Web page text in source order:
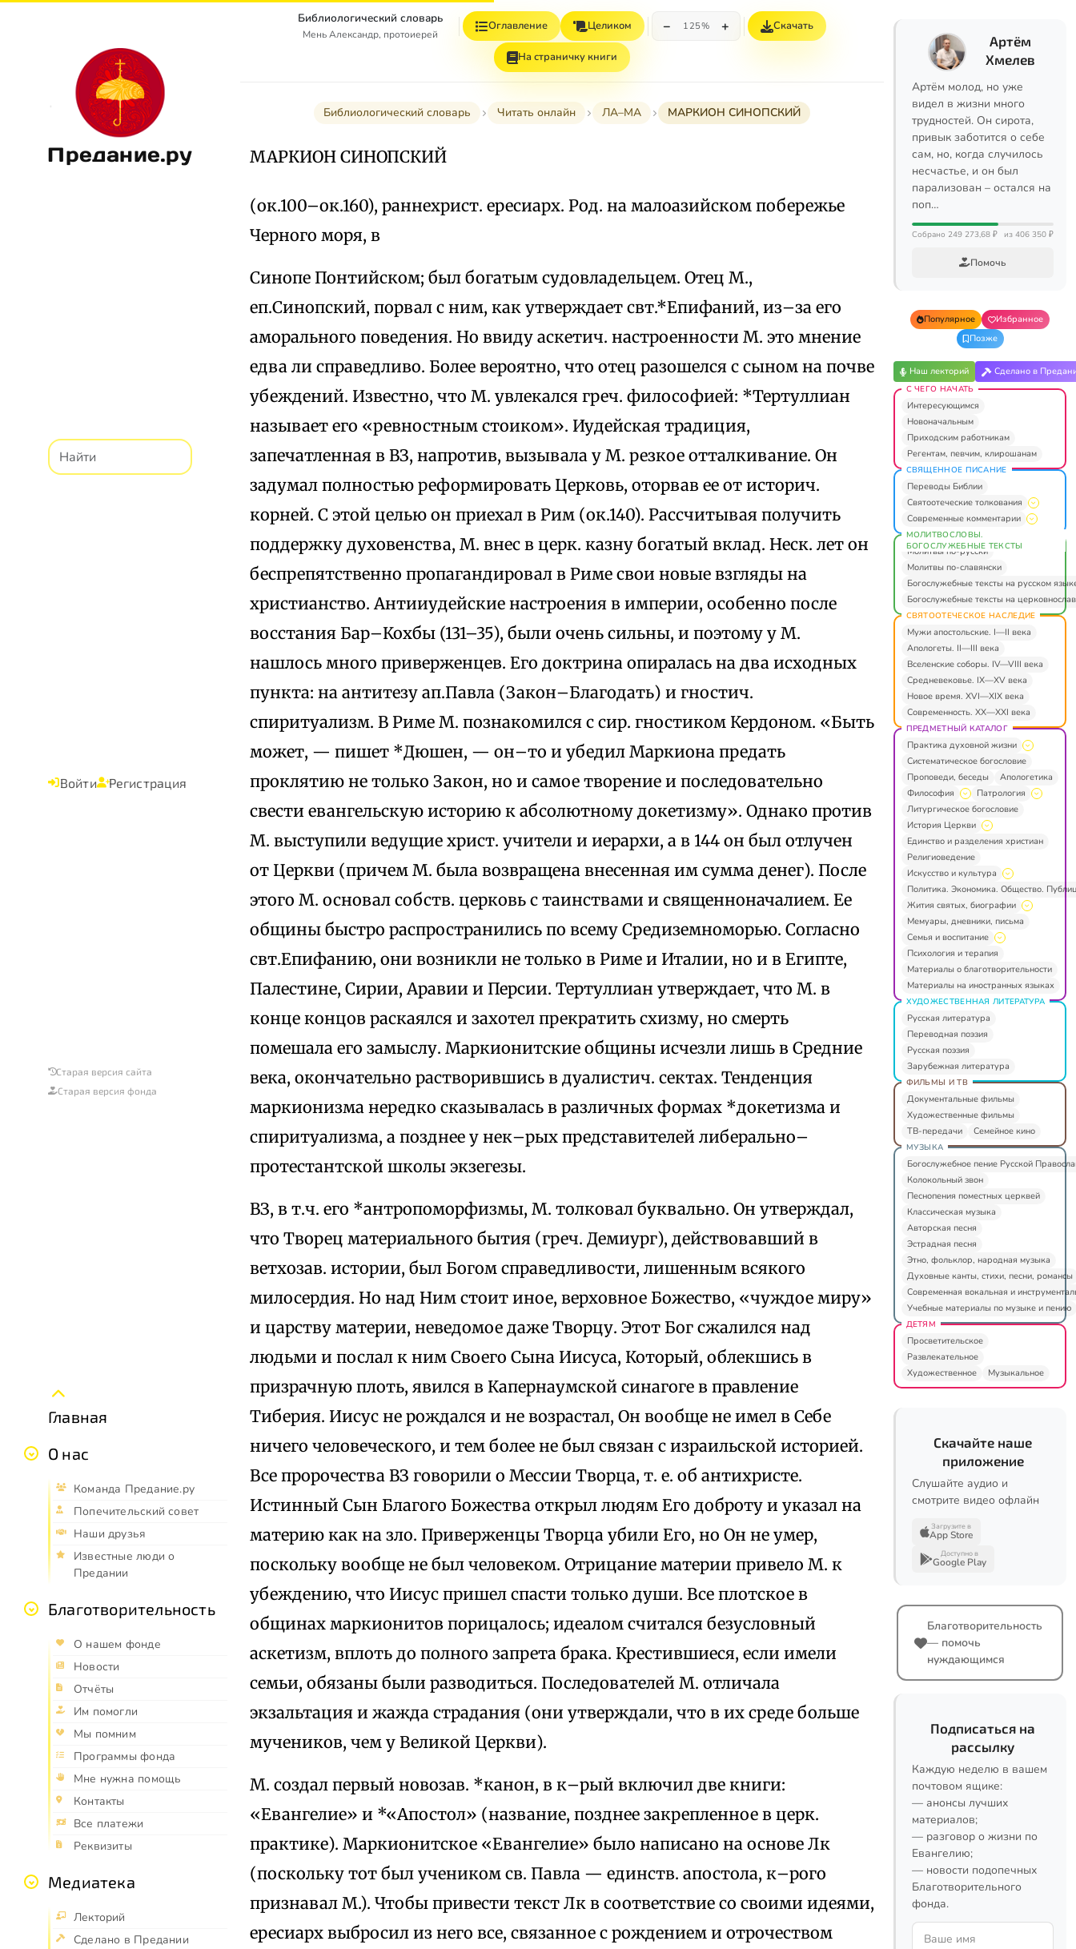
Предание.ру
Войти Регистрация
Старая версия сайта
Старая версия фонда
Главная
О нас
Команда Предание.ру
Попечительский совет
Наши друзья
Известные люди о
Предании
Благотворительность
О нашем фонде
Новости
Отчёты
Им помогли
Мы помним
Программы фонда
Мне нужна помощь
Контакты
Все платежи
Реквизиты
Медиатека
Лекторий
Сделано в Предании
Библиологический словарь
Мень Александр, протоиерей
Оглавление Целиком − 125% + Скачать
На страничку книги
Библиологический словарь Читать онлайн ЛА–МА МАРКИОН СИНОПСКИЙ
МАРКИОН СИНОПСКИЙ
(ок.100–ок.160), раннехрист. ересиарх. Род. на малоазийском побережье
Черного моря, в
Синопе Понтийском; был богатым судовладельцем. Отец М.,
еп.Синопский, порвал с ним, как утверждает свт.*Епифаний, из–за его
аморального поведения. Но ввиду аскетич. настроенности М. это мнение
едва ли справедливо. Более вероятно, что отец разошелся с сыном на почве
убеждений. Известно, что М. увлекался греч. философией: *Тертуллиан
называет его «ревностным стоиком». Иудейская традиция,
запечатленная в ВЗ, напротив, вызывала у М. резкое отталкивание. Он
задумал полностью реформировать Церковь, оторвав ее от историч.
корней. С этой целью он приехал в Рим (ок.140). Рассчитывая получить
поддержку духовенства, М. внес в церк. казну богатый вклад. Неск. лет он
беспрепятственно пропагандировал в Риме свои новые взгляды на
христианство. Антииудейские настроения в империи, особенно после
восстания Бар–Кохбы (131–35), были очень сильны, и поэтому у М.
нашлось много приверженцев. Его доктрина опиралась на два исходных
пункта: на антитезу ап.Павла (Закон–Благодать) и гностич.
спиритуализм. В Риме М. познакомился с сир. гностиком Кердоном. «Быть
может, — пишет *Дюшен, — он–то и убедил Маркиона предать
проклятию не только Закон, но и самое творение и последовательно
свести евангельскую историю к абсолютному докетизму». Однако против
М. выступили ведущие христ. учители и иерархи, а в 144 он был отлучен
от Церкви (причем М. была возвращена внесенная им сумма денег). После
этого М. основал собств. церковь с таинствами и священноначалием. Ее
общины быстро распространились по всему Средиземноморью. Согласно
свт.Епифанию, они возникли не только в Риме и Италии, но и в Египте,
Палестине, Сирии, Аравии и Персии. Тертуллиан утверждает, что М. в
конце концов раскаялся и захотел прекратить схизму, но смерть
помешала его замыслу. Маркионитские общины исчезли лишь в Средние
века, окончательно растворившись в дуалистич. сектах. Тенденция
маркионизма нередко сказывалась в различных формах *докетизма и
спиритуализма, а позднее у нек–рых представителей либерально–
протестантской школы экзегезы.
ВЗ, в т.ч. его *антропоморфизмы, М. толковал буквально. Он утверждал,
что Творец материального бытия (греч. Демиург), действовавший в
ветхозав. истории, был Богом справедливости, лишенным всякого
милосердия. Но над Ним стоит иное, верховное Божество, «чуждое миру»
и царству материи, неведомое даже Творцу. Этот Бог сжалился над
людьми и послал к ним Своего Сына Иисуса, Который, облекшись в
призрачную плоть, явился в Капернаумской синагоге в правление
Тиберия. Иисус не рождался и не возрастал, Он вообще не имел в Себе
ничего человеческого, и тем более не был связан с израильской историей.
Все пророчества ВЗ говорили о Мессии Творца, т. е. об антихристе.
Истинный Сын Благого Божества открыл людям Его доброту и указал на
материю как на зло. Приверженцы Творца убили Его, но Он не умер,
поскольку вообще не был человеком. Отрицание материи привело М. к
убеждению, что Иисус пришел спасти только души. Все плотское в
общинах маркионитов порицалось; идеалом считался безусловный
аскетизм, вплоть до полного запрета брака. Крестившиеся, если имели
семьи, обязаны были разводиться. Последователей М. отличала
экзальтация и жажда страдания (они утверждали, что в их среде больше
мучеников, чем у Великой Церкви).
М. создал первый новозав. *канон, в к–рый включил две книги:
«Евангелие» и *«Апостол» (название, позднее закрепленное в церк.
практике). Маркионитское «Евангелие» было написано на основе Лк
(поскольку тот был учеником св. Павла — единств. апостола, к–рого
признавал М.). Чтобы привести текст Лк в соответствие со своими идеями,
ересиарх выбросил из него все, связанное с рождением и отрочеством
Артём
Хмелев
Артём молод, но уже
видел в жизни много
трудностей. Он сирота,
привык заботится о себе
сам, но, когда случилось
несчастье, и он был
парализован – остался на
поп…
Собрано 249 273,68 ₽ из 406 350 ₽
Помочь
Популярное
Избранное
Позже
Наш лекторий Сделано в
С ЧЕГО НАЧАТЬ
Интересующимся
Новоначальным
Приходским работникам
Регентам, певчим, клирошанам
СВЯЩЕННОЕ ПИСАНИЕ
Переводы Библии
Святоотеческие толкования
Современные комментарии
МОЛИТВОСЛОВЫ.
БОГОСЛУЖЕБНЫЕ ТЕКСТЫ
Молитвы по-русски
Молитвы по-славянски
Богослужебные тексты на русском
Богослужебные тексты на
СВЯТООТЕЧЕСКОЕ НАСЛЕДИЕ
Мужи апостольские. I—II века
Апологеты. II—III века
Вселенские соборы. IV—VIII века
Средневековье. IX—XV века
Новое время. XVI—XIX века
Современность. XX—XXI века
ПРЕДМЕТНЫЙ КАТАЛОГ
Практика духовной жизни
Систематическое богословие
Проповеди, беседы
Апологетика
Философия
Патрология
Литургическое богословие
История Церкви
Единство и разделения христиан
Религиоведение
Искусство и культура
Политика. Экономика. Общество.
Жития святых, биографии
Мемуары, дневники, письма
Семья и воспитание
Психология и терапия
Материалы о благотворительности
Материалы на иностранных языках
ХУДОЖЕСТВЕННАЯ ЛИТЕРАТУРА
Русская литература
Переводная поэзия
Русская поэзия
Зарубежная литература
ФИЛЬМЫ И ТВ
Документальные фильмы
Художественные фильмы
ТВ-передачи
Семейное кино
МУЗЫКА
Богослужебное пение Русской
Колокольный звон
Песнопения поместных церквей
Классическая музыка
Авторская песня
Эстрадная песня
Этно, фольклор, народная музыка
Духовные канты, стихи, песни, романсы
Современная вокальная и
Учебные материалы по музыке и пению
ДЕТЯМ
Просветительское
Развлекательное
Художественное
Музыкальное
Скачайте наше
приложение
Слушайте аудио и
смотрите видео офлайн
Загрузите в
App Store
Доступно в
Google Play
Благотворительность
— помочь
нуждающимся
Подписаться на
рассылку
Каждую неделю в вашем
почтовом ящике:
— анонсы лучших
материалов;
— разговор о жизни по
Евангелию;
— новости подопечных
Благотворительного
фонда.